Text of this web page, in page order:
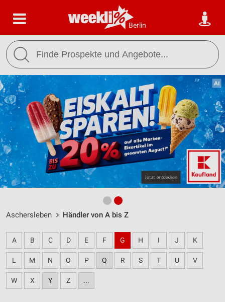
Berlin
Aschersleben Händler von A bis Z
A B C D E F G H I J K
L M N O P Q R S T U V
W X Y Z ...